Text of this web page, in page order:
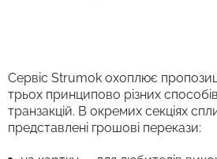
Сервіс Strumok охоплює
трьох принципово різних
транзакцій. В окремих секціях
представлені грошові перекази: